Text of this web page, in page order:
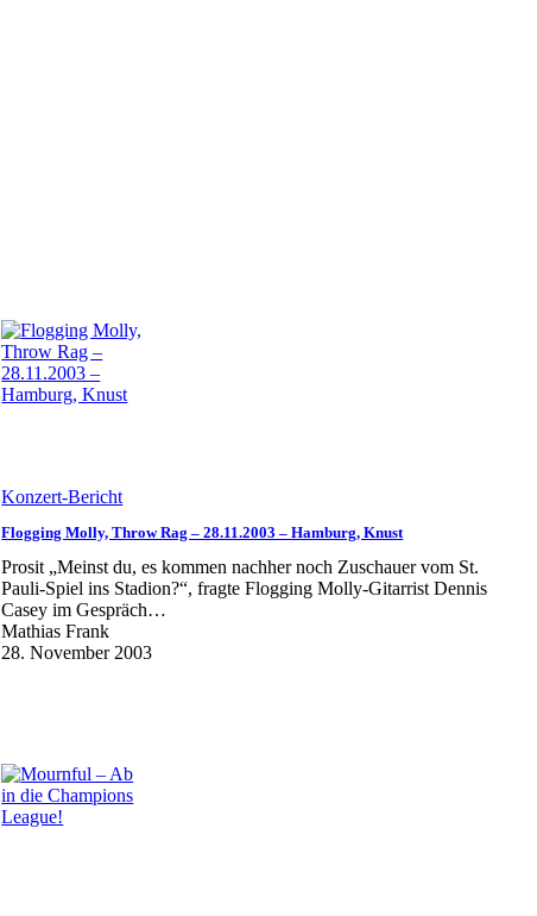
Konzert-Bericht
Flogging Molly, Throw Rag – 28.11.2003 – Hamburg, Knust
Prosit „Meinst du, es kommen nachher noch Zuschauer vom St.
Pauli-Spiel ins Stadion?“, fragte Flogging Molly-Gitarrist Dennis
Casey im Gespräch…
Mathias Frank
28. November 2003